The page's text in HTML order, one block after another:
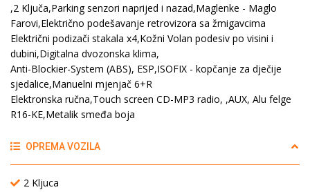
,2 Ključa,Parking senzori naprijed i nazad,Maglenke - Maglo
Farovi,Električno podešavanje retrovizora sa žmigavcima
Električni podizači stakala x4,Kožni Volan podesiv po visini i
dubini,Digitalna dvozonska klima,
Anti-Blockier-System (ABS), ESP,ISOFIX - kopčanje za dječije
sjedalice,Manuelni mjenjač 6+R
Elektronska ručna,Touch screen CD-MP3 radio, ,AUX, Alu felge
R16-KE,Metalik smeđa boja
OPREMA VOZILA
2 Kljuca